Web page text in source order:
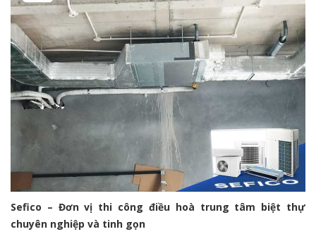
Sefico – Đơn vị thi công điều hoà trung tâm biệt thự
chuyên nghiệp và tinh gọn